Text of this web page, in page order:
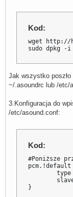
Kod:
wget http://
sudo dpkg -
Jak wszystko
~/.asoundrc lub /etc/
3.Konfiguracja do
/etc/asound.conf:
Kod:
#Poniższe
type
}